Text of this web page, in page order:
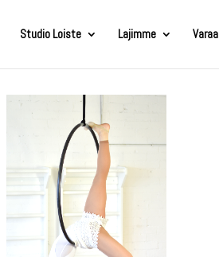
Studio Loiste Lajimme Varaa